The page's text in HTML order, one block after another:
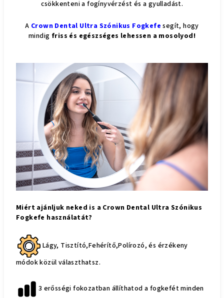
csökkenteni a fogínyvérzést és a gyulladást.
A Crown Dental Ultra Szónikus Fogkefe segít, hogy
mindig friss és egészséges lehessen a mosolyod!
Miért ajánljuk neked is a Crown Dental Ultra Szónikus
Fogkefe használatát?
Lágy, Tisztító,Fehérítő,Polírozó, és érzékeny
módok közül választhatsz.
3 erősségi fokozatban állíthatod a fogkefét minden